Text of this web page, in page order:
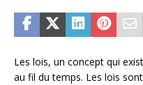
Les lois, un concept qui
au fil du temps. Les lois